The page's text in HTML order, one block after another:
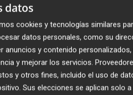
datos
cookies y tecnologías similares
datos personales, como su
anuncios y contenido
y mejorar los servicios.
y otros fines, incluido el uso de
Sus elecciones se aplican solo